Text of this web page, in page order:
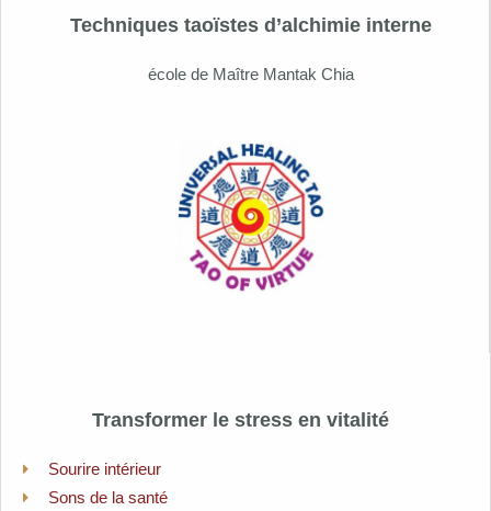
Techniques taoïstes d’alchimie interne
école de Maître Mantak Chia
Transformer le stress en vitalité
Sourire intérieur
Sons de la santé